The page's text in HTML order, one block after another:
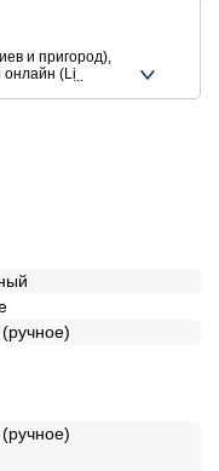
и пригород),
(Liqpay,